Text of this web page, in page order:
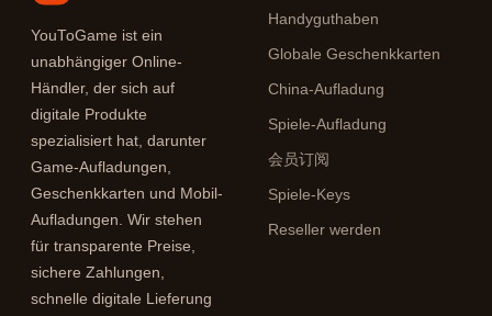
YouToGame ist ein
unabhängiger Online-
Händler, der sich auf
digitale Produkte
spezialisiert hat, darunter
Game-Aufladungen,
Geschenkkarten und Mobil-
Aufladungen. Wir stehen
für transparente Preise,
sichere Zahlungen,
schnelle digitale Lieferung
Handyguthaben
Globale Geschenkkarten
China-Aufladung
Spiele-Aufladung
会员订阅
Spiele-Keys
Reseller werden